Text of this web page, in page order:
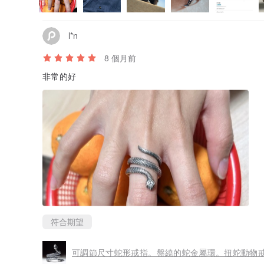
l*n
8 個月前
非常的好
符合期望
可調節尺寸蛇形戒指。盤繞的蛇金屬環。扭蛇動物